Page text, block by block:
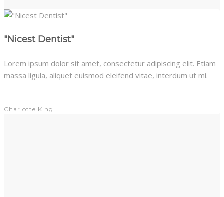
"Nicest Dentist"
Lorem ipsum dolor sit amet, consectetur adipiscing elit. Etiam
massa ligula, aliquet euismod eleifend vitae, interdum ut mi.
Charlotte KIng